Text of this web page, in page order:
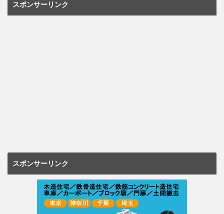
スポンサーリンク
スポンサーリンク